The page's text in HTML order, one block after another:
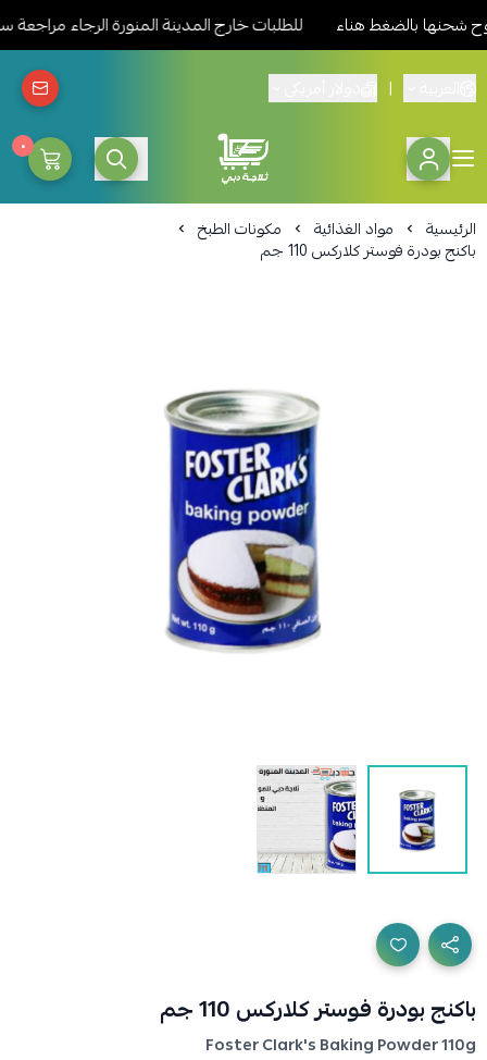
بالضغط هناء للطلبات خارج المدينة المنورة الرجاء مراجعة
|
ثلاجة دبي المدينة للمواد
٠
الرئيسية مواد الغذائية مكونات الطبخ
باكنج بودرة فوستر كلاركس 110 جم
باكنج بودرة فوستر كلاركس 110 جم
Foster Clark's Baking Powder 110g